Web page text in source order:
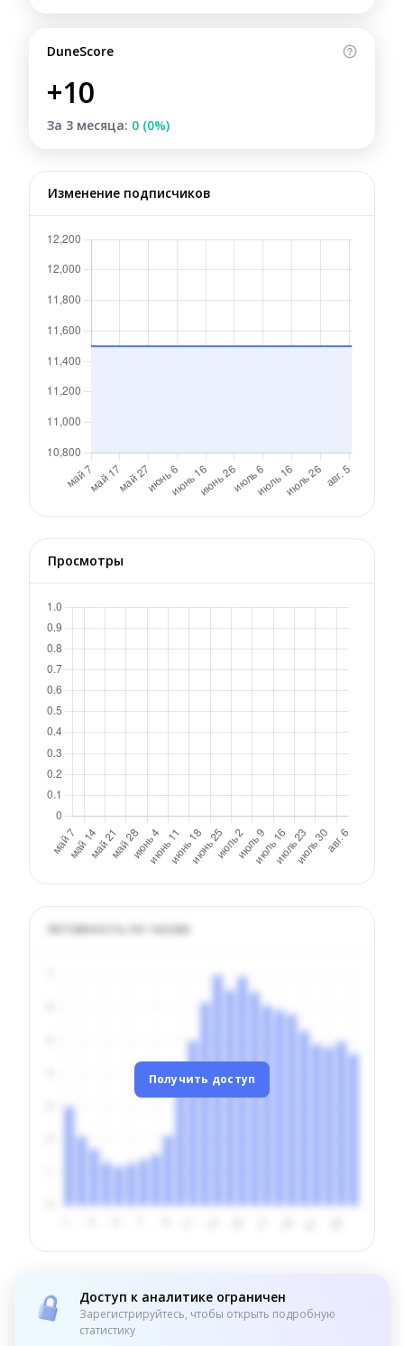
DuneScore
+10
За 3 месяца: 0 (0%)
Изменение подписчиков
Просмотры
Активность по часам
Получить доступ
Доступ к аналитике ограничен
Зарегистрируйтесь, чтобы открыть подробную
статистику